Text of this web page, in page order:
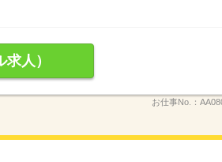
人）
お仕事No.：